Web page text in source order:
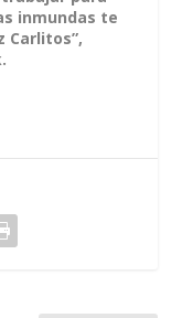
inmundas te
Carlitos”,